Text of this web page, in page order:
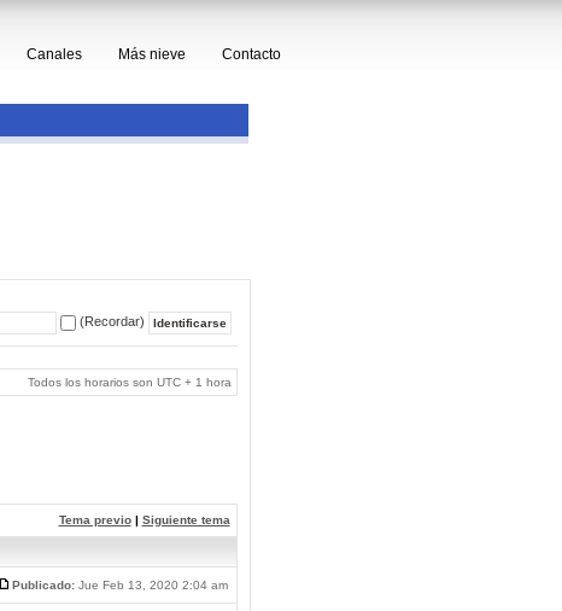
Canales Más nieve Contacto
(Recordar)
Todos los horarios son UTC + 1 hora
Tema previo| Siguiente tema
Publicado:Jue Feb 13, 2020 2:04 am